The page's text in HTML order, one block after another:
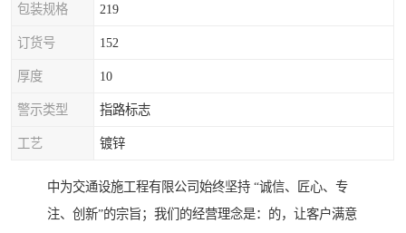
包装规格 219
订货号 152
厚度 10
警示类型 指路标志
工艺 镀锌
中为交通设施工程有限公司始终坚持 “诚信、匠心、专
注、创新”的宗旨；我们的经营理念是：的，让客户满意